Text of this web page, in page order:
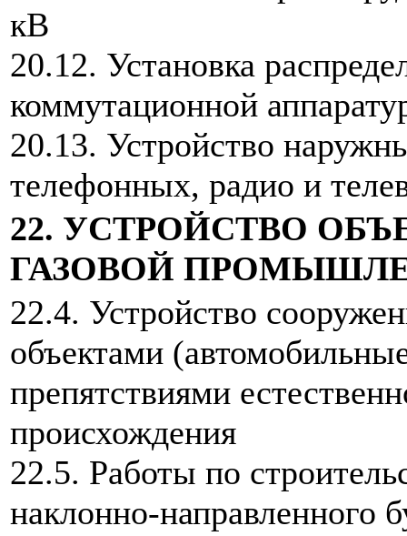
кВ
20.12. Установка
коммутационной
20.13. Устройство
телефонных, радио и
22. УСТРОЙСТВО
ГАЗОВОЙ
22.4. Устройство
объектами
препятствиями
происхождения
22.5. Работы по
наклонно-направленного